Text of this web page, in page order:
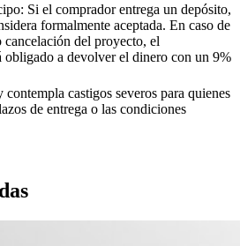
Si el comprador entrega un depósito,
formalmente aceptada. En caso de
del proyecto, el
obligado a devolver el dinero con un 9%
contempla castigos severos para quienes
de entrega o las condiciones